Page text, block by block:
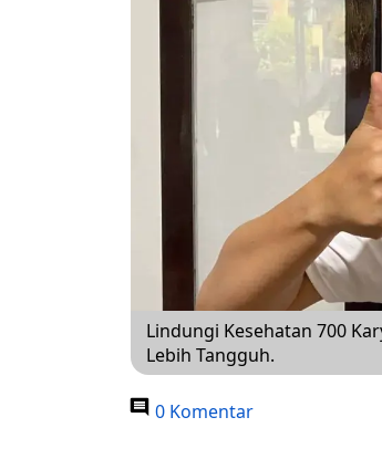
Lindungi Kesehatan 700
Lebih Tangguh.
0 Komentar